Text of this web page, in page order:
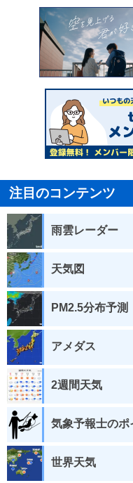
注目のコンテンツ
雨雲レーダー
天気図
PM2.5分布予測
アメダス
2週間天気
気象予報士のポ
世界天気